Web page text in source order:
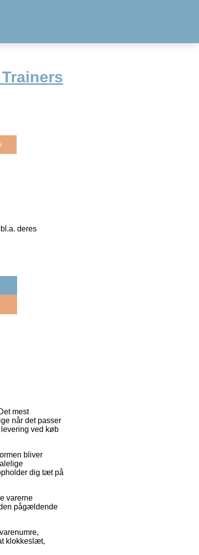
deres
mest
når det passer
ved køb
bliver
dig tæt på
varerne
pågældende
klokkeslæt,